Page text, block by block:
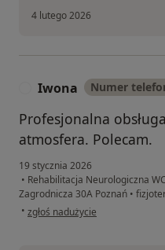
4 lutego 2026
Iwona Numer
Profesjonalna
atmosfera. Polecam.
19 stycznia 2026
• Rehabilitacja Neurologiczna
Zagrodnicza 30A Poznań •
• w opinii użytkownika Iwona
zgłoś nadużycie